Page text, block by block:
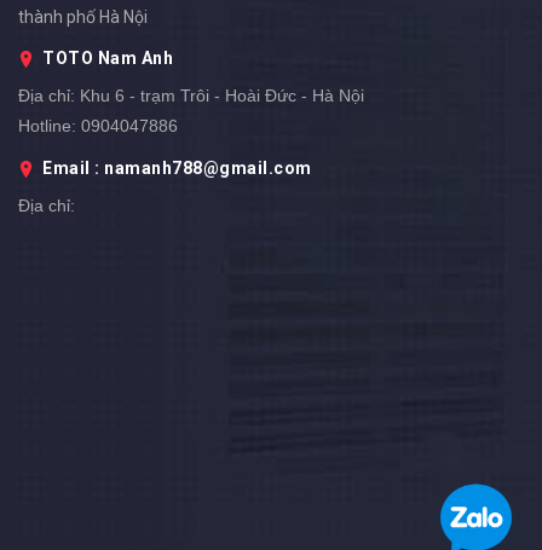
thành phố Hà Nội
TOTO Nam Anh
Địa chỉ: Khu 6 - trạm Trôi - Hoài Đức - Hà Nội
Hotline: 0904047886
Email : namanh788@gmail.com
Địa chỉ: